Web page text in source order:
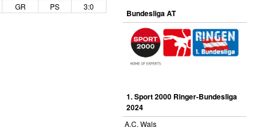
GR PS 3:0
Bundesliga AT
1. Sport 2000 Ringer-Bundesliga
2024
A.C. Wals